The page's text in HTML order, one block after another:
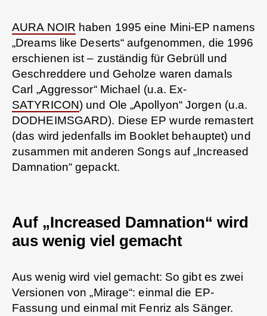
AURA NOIR haben 1995 eine Mini-EP namens
„Dreams like Deserts“ aufgenommen, die 1996
erschienen ist – zuständig für Gebrüll und
Geschreddere und Geholze waren damals
Carl „Aggressor“ Michael (u.a. Ex-
SATYRICON) und Ole „Apollyon“ Jorgen (u.a.
DODHEIMSGARD). Diese EP wurde remastert
(das wird jedenfalls im Booklet behauptet) und
zusammen mit anderen Songs auf „Increased
Damnation“ gepackt.
Auf „Increased Damnation“ wird
aus wenig viel gemacht
Aus wenig wird viel gemacht: So gibt es zwei
Versionen von „Mirage“: einmal die EP-
Fassung und einmal mit Fenriz als Sänger.